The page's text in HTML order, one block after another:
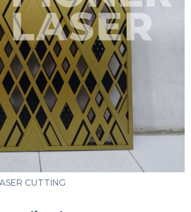
CUTTING